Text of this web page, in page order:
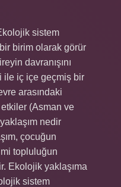
sistem
birim olarak görür
davranışını
ile iç içe geçmiş bir
arasındaki
etkiler (Asman ve
nedir
çocuğun
topluluğun
Ekolojik yaklaşıma
sistem